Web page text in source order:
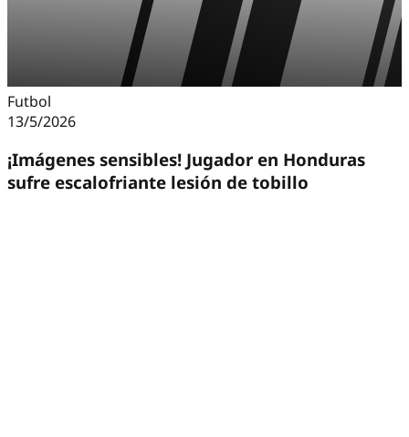
Futbol
13/5/2026
¡Imágenes sensibles! Jugador en Honduras
sufre escalofriante lesión de tobillo